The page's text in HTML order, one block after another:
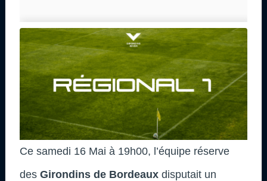
Ce samedi 16 Mai à 19h00, l’équipe réserve
des Girondins de Bordeaux disputait un